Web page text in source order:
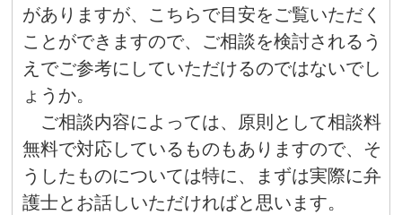
がありますが、こちらで目安をご覧いただく
ことができますので、ご相談を検討されるう
えでご参考にしていただけるのではないでし
ょうか。
ご相談内容によっては、原則として相談料
無料で対応しているものもありますので、そ
うしたものについては特に、まずは実際に弁
護士とお話しいただければと思います。